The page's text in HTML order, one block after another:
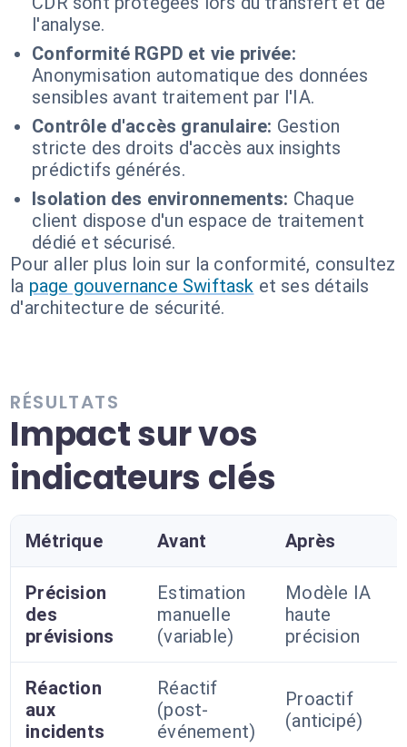
l'analyse.
Conformité RGPD et vie privée:
Anonymisation automatique des données
sensibles avant traitement par l'IA.
Contrôle d'accès granulaire: Gestion
stricte des droits d'accès aux insights
prédictifs générés.
Isolation des environnements: Chaque
client dispose d'un espace de traitement
dédié et sécurisé.
Pour aller plus loin sur la conformité, consultez
la page gouvernance Swiftask et ses détails
d'architecture de sécurité.
RÉSULTATS
Impact sur vos
indicateurs clés
Métrique Avant Après
Précision
des
prévisions
Estimation
manuelle
(variable)
Modèle IA
haute
précision
Réaction
aux
incidents
Réactif
(post-
événement)
Proactif
(anticipé)